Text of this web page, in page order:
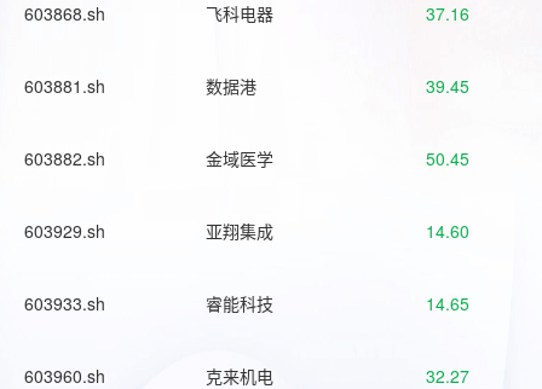
603868.sh 飞科电器 37.16
603881.sh 数据港 39.45
603882.sh 金域医学 50.45
603929.sh 亚翔集成 14.60
603933.sh 睿能科技 14.65
603960.sh 克来机电 32.27